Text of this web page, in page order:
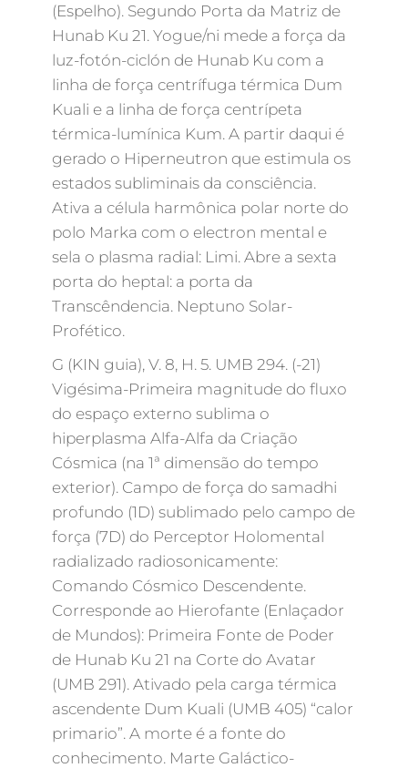
(Espelho). Segundo Porta da Matriz de
Hunab Ku 21. Yogue/ni mede a força da
luz-fotón-ciclón de Hunab Ku com a
linha de força centrífuga térmica Dum
Kuali e a linha de força centrípeta
térmica-lumínica Kum. A partir daqui é
gerado o Hiperneutron que estimula os
estados subliminais da consciência.
Ativa a célula harmônica polar norte do
polo Marka com o electron mental e
sela o plasma radial: Limi. Abre a sexta
porta do heptal: a porta da
Transcêndencia. Neptuno Solar-
Profético.
G (KIN guia), V. 8, H. 5. UMB 294. (-21)
Vigésima-Primeira magnitude do fluxo
do espaço externo sublima o
hiperplasma Alfa-Alfa da Criação
Cósmica (na 1ª dimensão do tempo
exterior). Campo de força do samadhi
profundo (1D) sublimado pelo campo de
força (7D) do Perceptor Holomental
radializado radiosonicamente:
Comando Cósmico Descendente.
Corresponde ao Hierofante (Enlaçador
de Mundos): Primeira Fonte de Poder
de Hunab Ku 21 na Corte do Avatar
(UMB 291). Ativado pela carga térmica
ascendente Dum Kuali (UMB 405) “calor
primario”. A morte é a fonte do
conhecimento. Marte Galáctico-